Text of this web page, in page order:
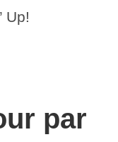
Up!
par